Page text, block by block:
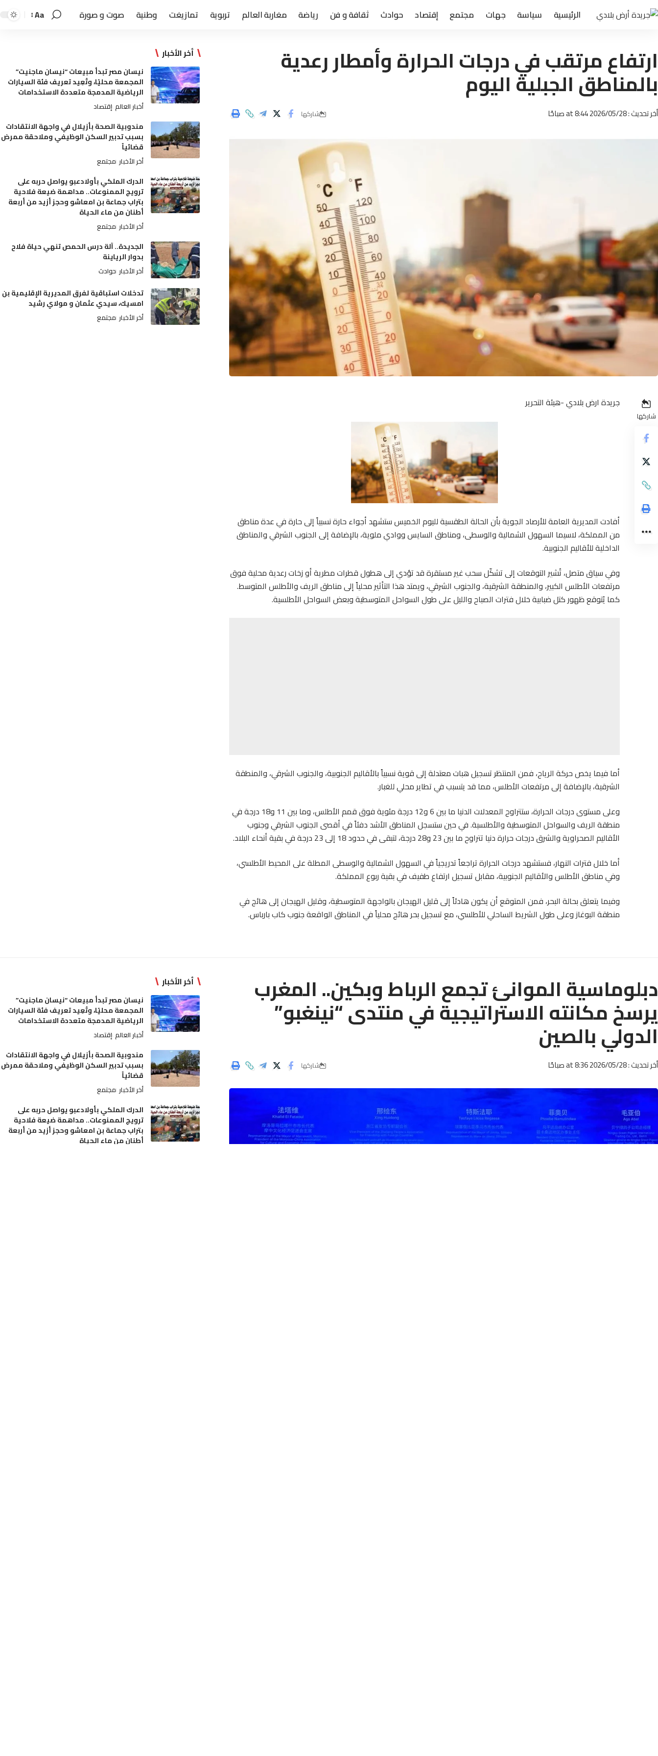
الرئيسية سياسة جهات مجتمع إقتصاد حوادث ثقافة و فن رياضة مغاربة العالم تربوية تمازيغت وطنية صوت و صورة Aa
ارتفاع مرتقب في درجات الحرارة وأمطار رعدية
بالمناطق الجبلية اليوم
أخر تحديث : 2026/05/28 at 8:44 صباحًا شاركها
شاركها
جريدة ارض بلادي -هيئة التحرير
أفادت المديرية العامة للأرصاد الجوية بأن الحالة الطقسية لليوم الخميس ستشهد أجواء حارة نسبياً إلى حارة في عدة مناطق
من المملكة، لاسيما السهول الشمالية والوسطى، ومناطق السايس ووادي ملوية، بالإضافة إلى الجنوب الشرقي والمناطق
الداخلية للأقاليم الجنوبية.
وفي سياق متصل، تُشير التوقعات إلى تشكّل سحب غير مستقرة قد تؤدي إلى هطول قطرات مطرية أو زخات رعدية محلية فوق
مرتفعات الأطلس الكبير، والمنطقة الشرقية، والجنوب الشرقي، ويمتد هذا التأثير محلياً إلى مناطق الريف والأطلس المتوسط.
كما يُتوقع ظهور كتل ضبابية خلال فترات الصباح والليل على طول السواحل المتوسطية وبعض السواحل الأطلسية.
أما فيما يخص حركة الرياح، فمن المنتظر تسجيل هبات معتدلة إلى قوية نسبياً بالأقاليم الجنوبية، والجنوب الشرقي، والمنطقة
الشرقية، بالإضافة إلى مرتفعات الأطلس، مما قد يتسبب في تطاير محلي للغبار.
وعلى مستوى درجات الحرارة، ستتراوح المعدلات الدنيا ما بين 6 و12 درجة مئوية فوق قمم الأطلس، وما بين 11 و18 درجة في
منطقة الريف والسواحل المتوسطية والأطلسية. في حين ستسجل المناطق الأشد دفئاً في أقصى الجنوب الشرقي وجنوب
الأقاليم الصحراوية والشرق درجات حرارة دنيا تتراوح ما بين 23 و28 درجة، لتبقى في حدود 18 إلى 23 درجة في بقية أنحاء البلاد.
أما خلال فترات النهار، فستشهد درجات الحرارة تراجعاً تدريجياً في السهول الشمالية والوسطى المطلة على المحيط الأطلسي،
وفي مناطق الأطلس والأقاليم الجنوبية، مقابل تسجيل ارتفاع طفيف في بقية ربوع المملكة.
وفيما يتعلق بحالة البحر، فمن المتوقع أن يكون هادئاً إلى قليل الهيجان بالواجهة المتوسطية، وقليل الهيجان إلى هائج في
منطقة البوغاز وعلى طول الشريط الساحلي للأطلسي، مع تسجيل بحر هائج محلياً في المناطق الواقعة جنوب كاب بارباس.
أخر الأخبار
نيسان مصر تبدأ مبيعات “نيسان ماجنيت”
المجمعة محليًا، وتُعِيد تعريف فئة السيارات
الرياضية المدمجة متعددة الاستخدامات
أخبار العالم إقتصاد
مندوبية الصحة بأزيلال في واجهة الانتقادات
بسبب تدبير السكن الوظيفي وملاحقة ممرض
قضائياً
أخر الأخبار مجتمع
الدرك الملكي بأولادعبو يواصل حربه على
ترويج الممنوعات.. مداهمة ضيعة فلاحية
بتراب جماعة بن امعاشو وحجز أزيد من أربعة
أطنان من ماء الحياة
أخر الأخبار مجتمع
الجديدة.. آلة درس الحمص تنهي حياة فلاح
بدوار الرياينة
أخر الأخبار حوادث
تدخلات استباقية لفرق المديرية الإقليمية بن
امسيك، سيدي عثمان و مولاي رشيد
أخر الأخبار مجتمع
دبلوماسية الموانئ تجمع الرباط وبكين.. المغرب
يرسخ مكانته الاستراتيجية في منتدى “نينغبو”
الدولي بالصين
أخر تحديث : 2026/05/28 at 8:36 صباحًا شاركها
أخر الأخبار
نيسان مصر تبدأ مبيعات “نيسان ماجنيت”
المجمعة محليًا، وتُعِيد تعريف فئة السيارات
الرياضية المدمجة متعددة الاستخدامات
أخبار العالم إقتصاد
مندوبية الصحة بأزيلال في واجهة الانتقادات
بسبب تدبير السكن الوظيفي وملاحقة ممرض
قضائياً
أخر الأخبار مجتمع
الدرك الملكي بأولادعبو يواصل حربه على
ترويج الممنوعات.. مداهمة ضيعة فلاحية
بتراب جماعة بن امعاشو وحجز أزيد من أربعة
أطنان من ماء الحياة